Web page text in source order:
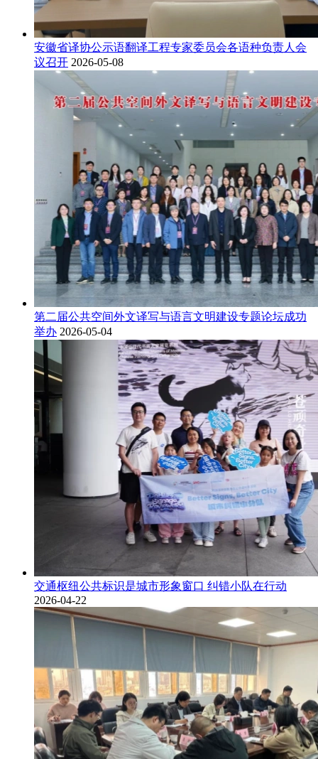
安徽省译协公示语翻译工程专家委员会各语种负责人会
议召开 2026-05-08
第二届公共空间外文译写与语言文明建设专题论坛成功
举办 2026-05-04
交通枢纽公共标识是城市形象窗口 纠错小队在行动
2026-04-22